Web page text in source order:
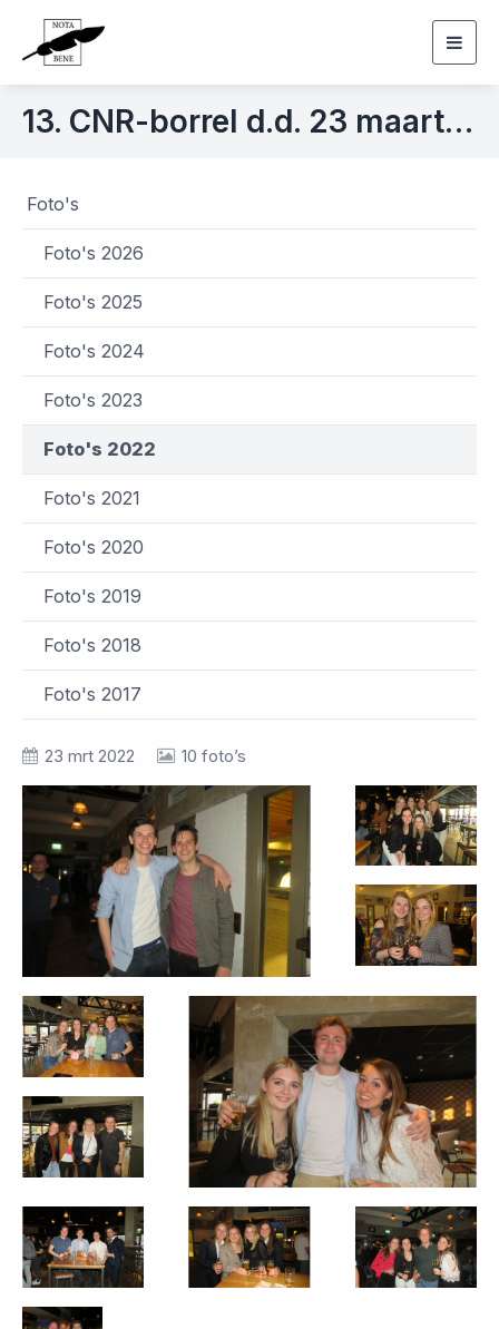
13. CNR-borrel d.d. 23 maart 2022
Foto's
Foto's 2026
Foto's 2025
Foto's 2024
Foto's 2023
Foto's 2022
Foto's 2021
Foto's 2020
Foto's 2019
Foto's 2018
Foto's 2017
23 mrt 2022 10 foto’s